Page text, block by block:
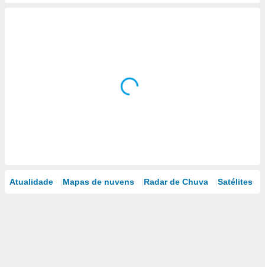
Atualidade Mapas de nuvens Radar de Chuva Satélites